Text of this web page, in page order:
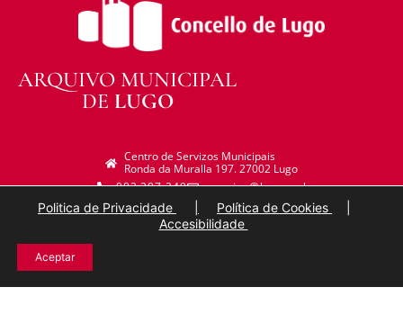
ARQUIVO MUNICIPAL
DE LUGO
Centro de Servizos Municipais
Ronda da Muralla 197. 27002 Lugo
982 297 249
arquivo@lugo.gal
Politica de Privacidade
Política de Cookies
Accesibilidade
Aceptar